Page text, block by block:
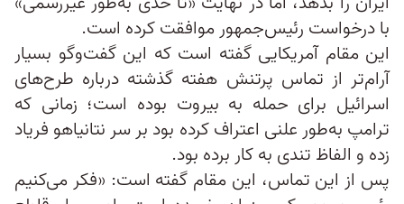
با درخواست رئیس‌جمهور موافقت کرده است.
این مقام آمریکایی گفته است که این گفت‌وگو بسیار
آرام‌تر از تماس پرتنش هفته گذشته درباره طرح‌های
اسرائیل برای حمله به بیروت بوده است؛ زمانی که
ترامپ به‌طور علنی اعتراف کرده بود بر سر نتانیاهو فریاد
زده و الفاظ تندی به کار برده بود.
پس از این تماس، این مقام گفته است: «فکر می‌کنیم